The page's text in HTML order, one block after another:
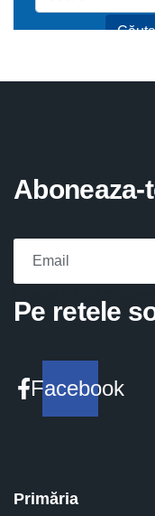
Aboneaza-
Pe retele
Facebook
Primăria